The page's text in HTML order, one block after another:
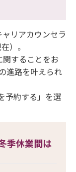
リアカウンセラ
）。
することをお
進路を叶えられ
予約する」を選
季休業間は